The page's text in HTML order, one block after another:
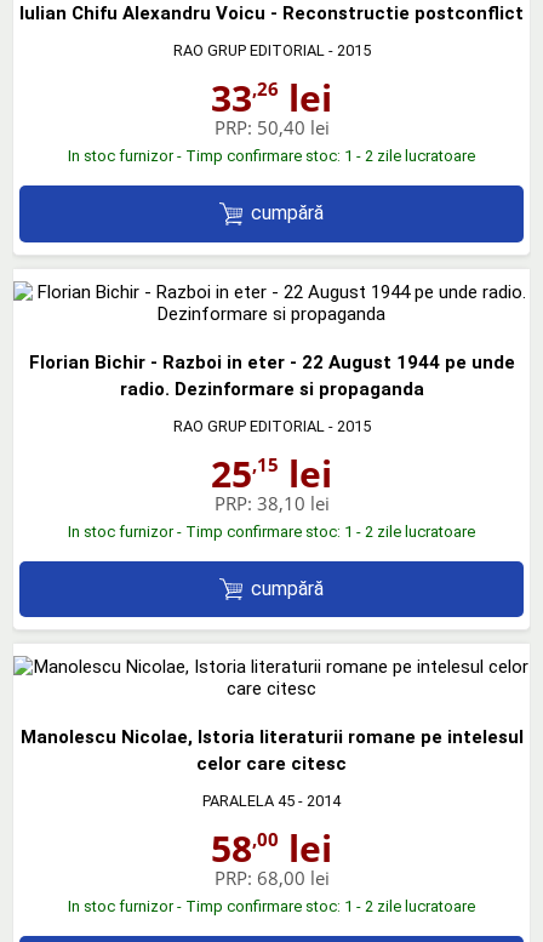
Iulian Chifu Alexandru Voicu - Reconstructie postconflict
RAO GRUP EDITORIAL - 2015
33,26 lei
PRP: 50,40 lei
In stoc furnizor - Timp confirmare stoc: 1 - 2 zile lucratoare
cumpără
Florian Bichir - Razboi in eter - 22 August 1944 pe unde
radio. Dezinformare si propaganda
RAO GRUP EDITORIAL - 2015
25,15 lei
PRP: 38,10 lei
In stoc furnizor - Timp confirmare stoc: 1 - 2 zile lucratoare
cumpără
Manolescu Nicolae, Istoria literaturii romane pe intelesul
celor care citesc
PARALELA 45 - 2014
58,00 lei
PRP: 68,00 lei
In stoc furnizor - Timp confirmare stoc: 1 - 2 zile lucratoare